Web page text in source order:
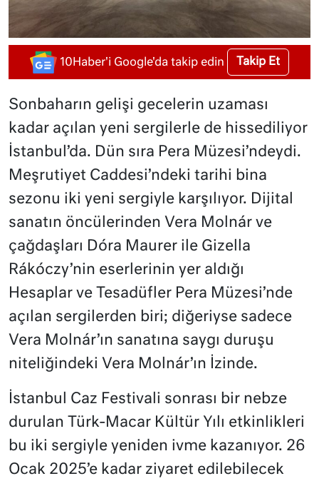
10Haber'i Google'da takip edin Takip Et
Sonbaharın gelişi gecelerin uzaması
kadar açılan yeni sergilerle de hissediliyor
İstanbul’da. Dün sıra Pera Müzesi’ndeydi.
Meşrutiyet Caddesi’ndeki tarihi bina
sezonu iki yeni sergiyle karşılıyor. Dijital
sanatın öncülerinden Vera Molnár ve
çağdaşları Dóra Maurer ile Gizella
Rákóczy’nin eserlerinin yer aldığı
Hesaplar ve Tesadüfler Pera Müzesi’nde
açılan sergilerden biri; diğeriyse sadece
Vera Molnár’ın sanatına saygı duruşu
niteliğindeki Vera Molnár’ın İzinde.
İstanbul Caz Festivali sonrası bir nebze
durulan Türk-Macar Kültür Yılı etkinlikleri
bu iki sergiyle yeniden ivme kazanıyor. 26
Ocak 2025’e kadar ziyaret edilebilecek